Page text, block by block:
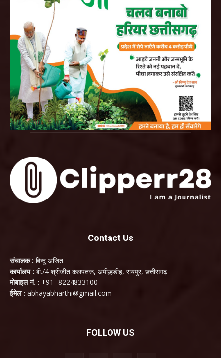
Contact Us
संचालक : बिन्दु अजित
कार्यालय : बी./4 श्रीजीत कलपतरू, अमील्हडीह, रायपुर, छत्तीसगढ़
मोबाइल नं. : +91- 8224833100
ईमेल : abhayabharthi@gmail.com
FOLLOW US